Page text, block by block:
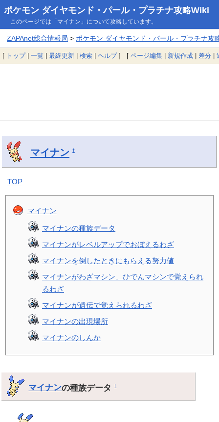
ポケモン ダイヤモンド・パール・プラチナ攻略Wiki
このページでは「マイナン」について攻略しています。
ZAPAnet総合情報局 > ポケモン ダイヤモンド・パール・プラチナ攻
[ トップ| 一覧 | 最終更新 | 検索 | ヘルプ] [ ページ編集 | 新規作成 | 差分 |
マイナン †
TOP
マイナン
マイナンの種族データ
マイナンがレベルアップでおぼえるわざ
マイナンを倒したときにもらえる努力値
マイナンがわざマシン、ひでんマシンで覚えられ
るわざ
マイナンが遺伝で覚えられるわざ
マイナンの出現場所
マイナンのしんか
マイナンの種族データ†